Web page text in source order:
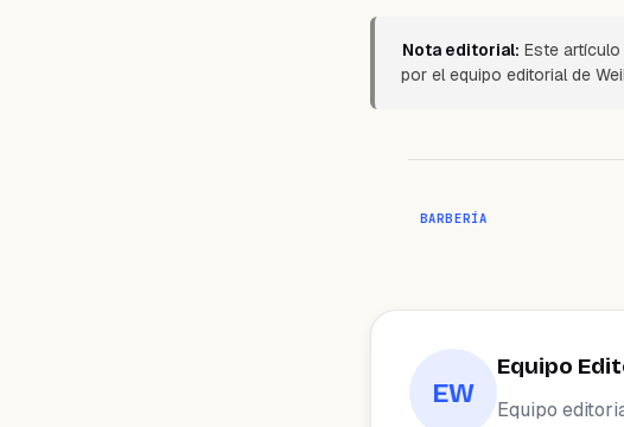
Nota editorial: Este
por el equipo editorial de
BARBERÍA
EW
Equipo
Equipo